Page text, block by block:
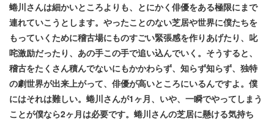
蜷川さんは細かいところよりも、とにかく俳優をある極限にまで
連れていこうとします。やったことのない芝居や世界に僕たちを
もっていくために稽古場にものすごい緊張感を作りあげたり、叱
咤激励だったり、あの手この手で追い込んでいく。そうすると、
稽古をたくさん積んでないにもかかわらず、知らず知らず、独特
の劇世界が出来上がって、俳優が高いところにいるんですよ。僕
にはそれは難しい。蜷川さんが1ヶ月、いや、一瞬でやってしまう
ことが僕なら2ヶ月は必要です。蜷川さんの芝居に懸ける気持ち